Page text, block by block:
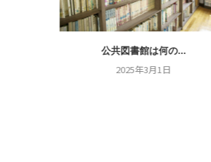
公共図書館は何の...
2025年3月1日